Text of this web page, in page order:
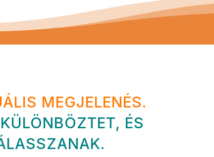
MEGJELENÉS.
ÉS